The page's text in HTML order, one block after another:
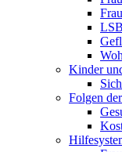
Kinder
Folgen